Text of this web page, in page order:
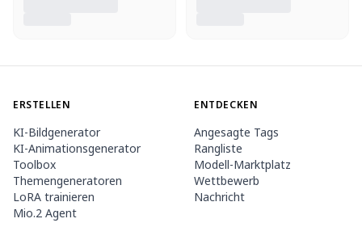
ERSTELLEN
KI-Bildgenerator
KI-Animationsgenerator
Toolbox
Themengeneratoren
LoRA trainieren
Mio.2 Agent
ENTDECKEN
Angesagte Tags
Rangliste
Modell-Marktplatz
Wettbewerb
Nachricht